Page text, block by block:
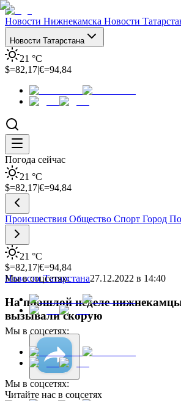
Новости Нижнекамска Новости
Новости Татарстана
21 °C
$=82,17|€=94,84
Погода сейчас
21 °C
$=82,17|€=94,84
Происшествия Общество Спорт Город
21 °C
$=82,17|€=94,84
Мы в соцсетях:
Мы в соцсетях:
Мы в соцсетях:
Новости Татарстана27.12.2022 в 14:40
На прошлой неделе
вызывали скорую
Читайте нас в соцсетях